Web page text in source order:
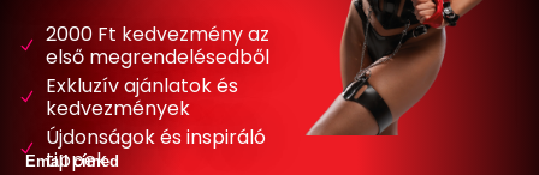
2000 Ft kedvezmény az
első megrendelésedből
Exkluzív ajánlatok és
kedvezmények
Újdonságok és inspiráló
tippek
Email címed